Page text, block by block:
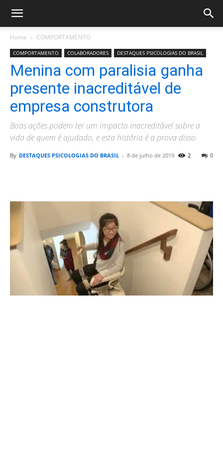
Home COMPORTAMENTO
COMPORTAMENTO COLABORADORES DESTAQUES PSICOLOGIAS DO BRASIL
Menina com paralisia ganha
presente inacreditável de
empresa construtora
Boas ações podem ter um impacto inacreditável sobre a
vida de quem é ajudado, e esta história é a prova disso.
By DESTAQUES PSICOLOGIAS DO BRASIL - 8 de julho de 2019 0
2